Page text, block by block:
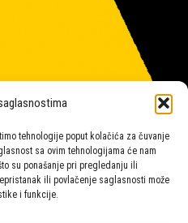
tehnologije poput kolačića za čuvanje
sa ovim tehnologijama će nam
su ponašanje pri pregledanju ili
ili povlačenje saglasnosti može
i funkcije.